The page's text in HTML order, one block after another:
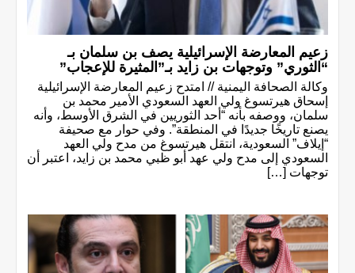
زعيم المعارضة الإسرائيلية يصف بن سلمان بـ
“الثوري” وتوجهات بن زايد بـ”المثيرة للإعجاب”
وكالة الصحافة اليمنية // امتدح زعيم المعارضة الإسرائيلية
إسحاق هيرتسوغ ولي العهد السعودي الأمير محمد بن
سلمان، ووصفه بأنه “أحد الثوريين في الشرق الأوسط، وأنه
يصنع تاريخًا جديدًا في المنطقة”. وفي حوار مع صحيفة
“إيلاف” السعودية، انتقل هيرتسوغ من مدح ولي العهد
السعودي إلى مدح ولي عهد أبو ظبي محمد بن زايد، اعتبر أن
توجهات […]